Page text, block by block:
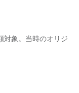
対象。当時のオリジ